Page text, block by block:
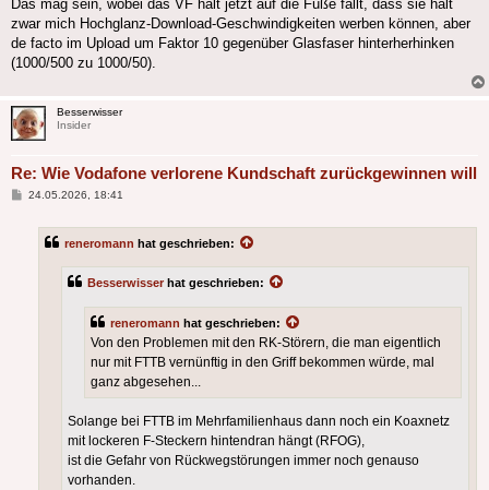
Das mag sein, wobei das VF halt jetzt auf die Füße fällt, dass sie halt
zwar mich Hochglanz-Download-Geschwindigkeiten werben können, aber
de facto im Upload um Faktor 10 gegenüber Glasfaser hinterherhinken
(1000/500 zu 1000/50).
Besserwisser
Insider
Re: Wie Vodafone verlorene Kundschaft zurückgewinnen will
Beitrag
24.05.2026, 18:41
reneromann hat geschrieben:
Besserwisser hat geschrieben:
reneromann hat geschrieben:
Von den Problemen mit den RK-Störern, die man eigentlich
nur mit FTTB vernünftig in den Griff bekommen würde, mal
ganz abgesehen...
Solange bei FTTB im Mehrfamilienhaus dann noch ein Koaxnetz
mit lockeren F-Steckern hintendran hängt (RFOG),
ist die Gefahr von Rückwegstörungen immer noch genauso
vorhanden.